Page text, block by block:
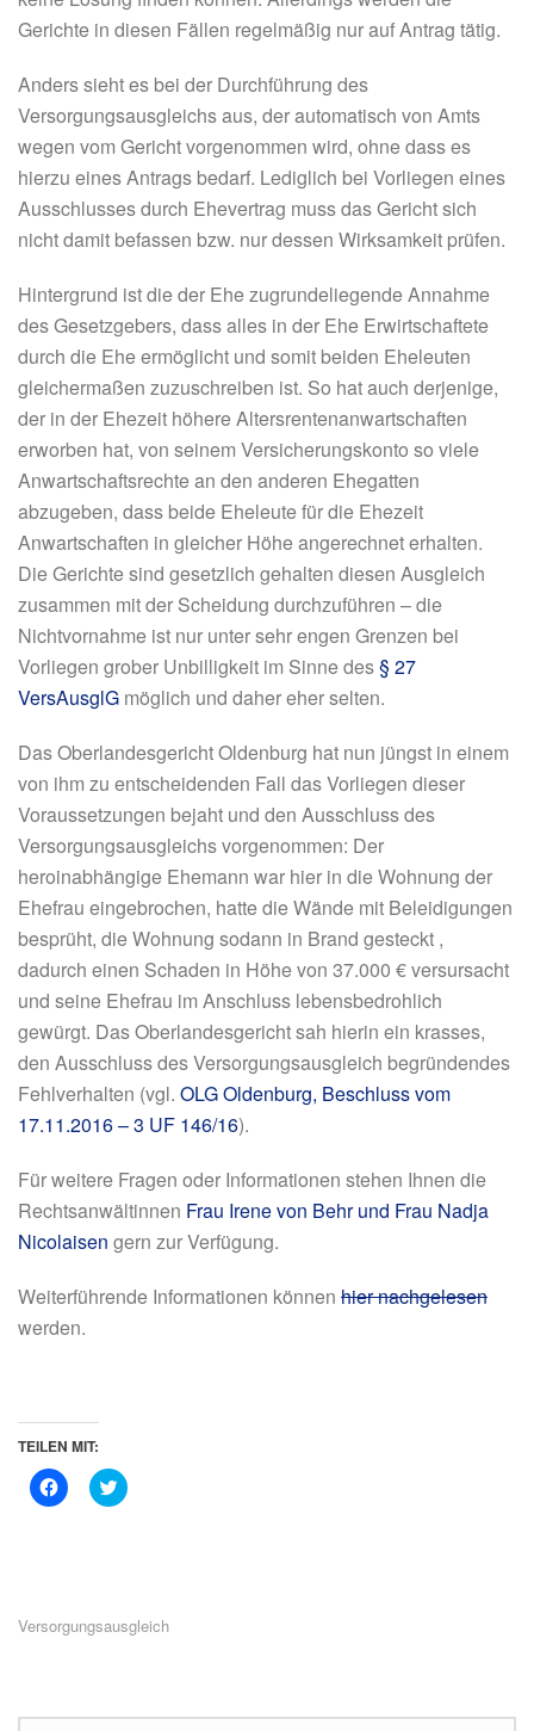
Gerichte in diesen Fällen regelmäßig nur auf Antrag tätig.
Anders sieht es bei der Durchführung des
Versorgungsausgleichs aus, der automatisch von Amts
wegen vom Gericht vorgenommen wird, ohne dass es
hierzu eines Antrags bedarf. Lediglich bei Vorliegen eines
Ausschlusses durch Ehevertrag muss das Gericht sich
nicht damit befassen bzw. nur dessen Wirksamkeit prüfen.
Hintergrund ist die der Ehe zugrundeliegende Annahme
des Gesetzgebers, dass alles in der Ehe Erwirtschaftete
durch die Ehe ermöglicht und somit beiden Eheleuten
gleichermaßen zuzuschreiben ist. So hat auch derjenige,
der in der Ehezeit höhere Altersrentenanwartschaften
erworben hat, von seinem Versicherungskonto so viele
Anwartschaftsrechte an den anderen Ehegatten
abzugeben, dass beide Eheleute für die Ehezeit
Anwartschaften in gleicher Höhe angerechnet erhalten.
Die Gerichte sind gesetzlich gehalten diesen Ausgleich
zusammen mit der Scheidung durchzuführen – die
Nichtvornahme ist nur unter sehr engen Grenzen bei
Vorliegen grober Unbilligkeit im Sinne des§ 27
VersAusglG möglich und daher eher selten.
Das Oberlandesgericht Oldenburg hat nun jüngst in einem
von ihm zu entscheidenden Fall das Vorliegen dieser
Voraussetzungen bejaht und den Ausschluss des
Versorgungsausgleichs vorgenommen: Der
heroinabhängige Ehemann war hier in die Wohnung der
Ehefrau eingebrochen, hatte die Wände mit Beleidigungen
besprüht, die Wohnung sodann in Brand gesteckt ,
dadurch einen Schaden in Höhe von 37.000 € versursacht
und seine Ehefrau im Anschluss lebensbedrohlich
gewürgt. Das Oberlandesgericht sah hierin ein krasses,
den Ausschluss des Versorgungsausgleich begründendes
Fehlverhalten (vgl. OLG Oldenburg, Beschluss vom
17.11.2016 – 3 UF 146/16).
Für weitere Fragen oder Informationen stehen Ihnen die
Rechtsanwältinnen Frau Irene von Behr und Frau Nadja
Nicolaisen gern zur Verfügung.
Weiterführende Informationen können hier nachgelesen
werden.
TEILEN MIT:
K
l
u
f
b
K
l
b
e
t
Versorgungsausgleich